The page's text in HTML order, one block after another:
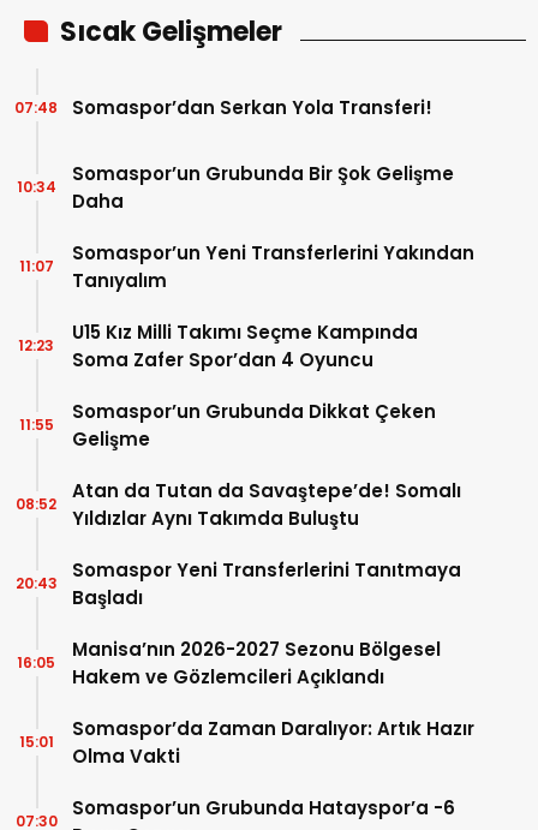
Sıcak Gelişmeler
Somaspor’dan Serkan Yola Transferi!
07:48
Somaspor’un Grubunda Bir Şok Gelişme
Daha
10:34
Somaspor’un Yeni Transferlerini Yakından
Tanıyalım
11:07
U15 Kız Milli Takımı Seçme Kampında
Soma Zafer Spor’dan 4 Oyuncu
12:23
Somaspor’un Grubunda Dikkat Çeken
Gelişme
11:55
Atan da Tutan da Savaştepe’de! Somalı
Yıldızlar Aynı Takımda Buluştu
08:52
Somaspor Yeni Transferlerini Tanıtmaya
Başladı
20:43
Manisa’nın 2026-2027 Sezonu Bölgesel
Hakem ve Gözlemcileri Açıklandı
16:05
Somaspor’da Zaman Daralıyor: Artık Hazır
Olma Vakti
15:01
Somaspor’un Grubunda Hatayspor’a -6
07:30